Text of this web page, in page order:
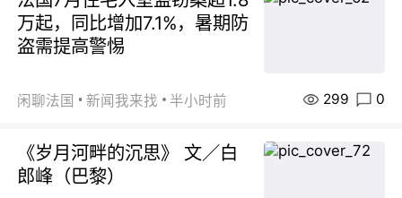
万起，同比增加7.1%，暑期防
盗需提高警惕
闲聊法国 新闻我来找 半小时前 299 0
《岁月河畔的沉思》 文／白
郎峰（巴黎）